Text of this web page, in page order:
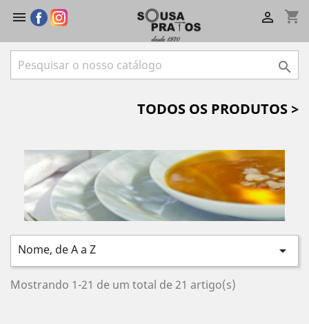
 shopping_cart


TODOS OS PRODUTOS >
Nome, de A a Z 
Mostrando 1-21 de um total de 21 artigo(s)